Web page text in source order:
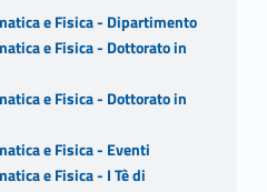
e Fisica - Dipartimento
e Fisica - Dottorato in
e Fisica - Dottorato in
e Fisica - Eventi
e Fisica - I Tè di